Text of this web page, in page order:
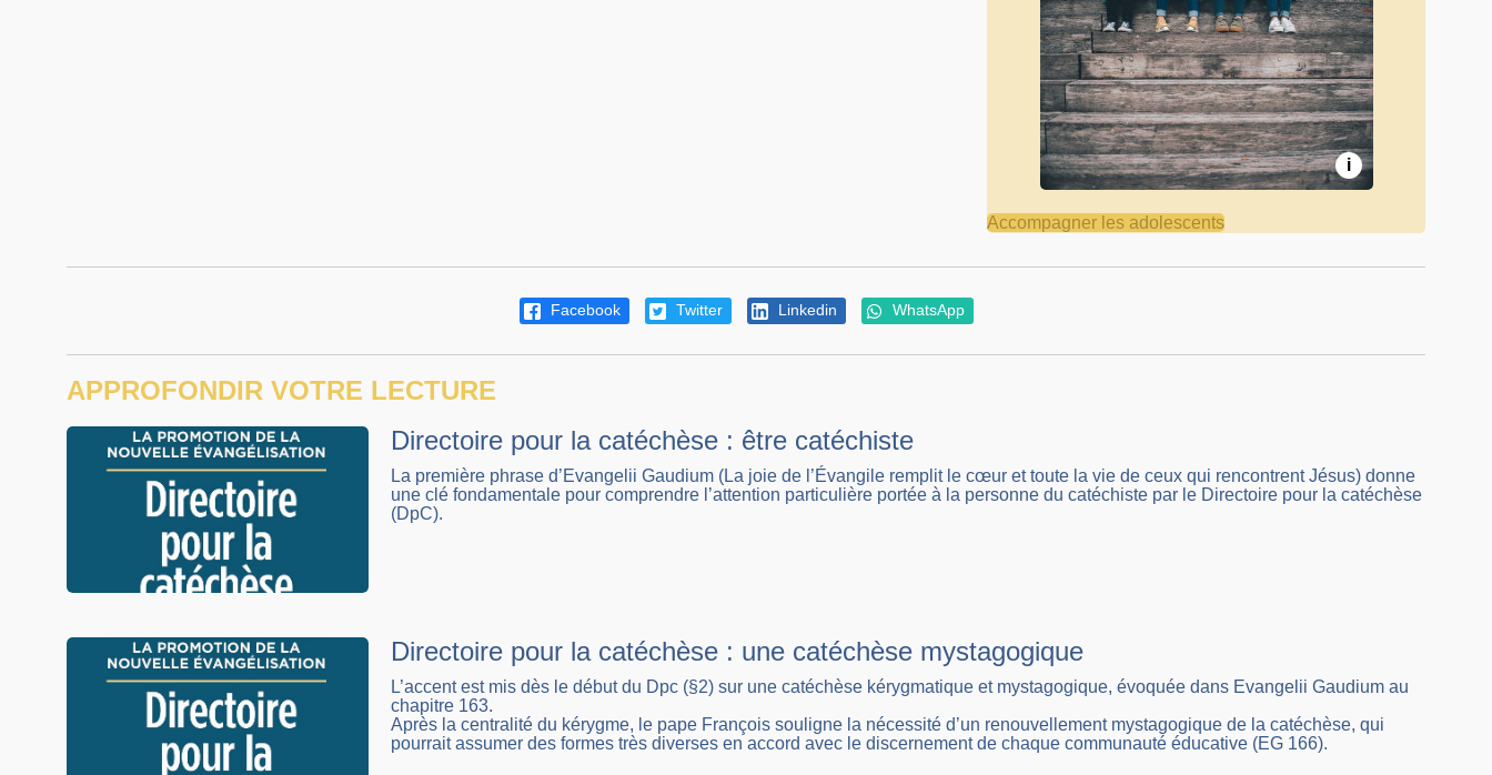
i
Accompagner les adolescents
Facebook Twitter Linkedin WhatsApp
APPROFONDIR VOTRE LECTURE
Directoire pour la catéchèse : être catéchiste
La première phrase d’Evangelii Gaudium (La joie de l’Évangile remplit le cœur et toute la vie de ceux qui rencontrent Jésus) donne
une clé fondamentale pour comprendre l’attention particulière portée à la personne du catéchiste par le Directoire pour la catéchèse
(DpC).
Directoire pour la catéchèse : une catéchèse mystagogique
L’accent est mis dès le début du Dpc (§2) sur une catéchèse kérygmatique et mystagogique, évoquée dans Evangelii Gaudium au
chapitre 163.
Après la centralité du kérygme, le pape François souligne la nécessité d’un renouvellement mystagogique de la catéchèse, qui
pourrait assumer des formes très diverses en accord avec le discernement de chaque communauté éducative (EG 166).